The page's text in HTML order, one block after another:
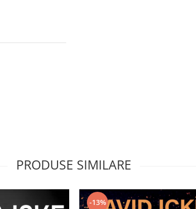
PRODUSE SIMILARE
-13%